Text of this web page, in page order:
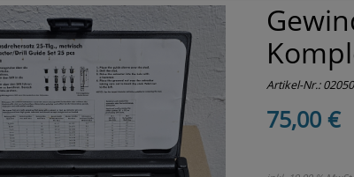
Artikel-Nr.:
75,00 €